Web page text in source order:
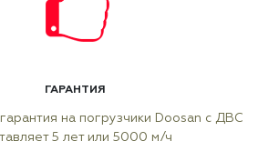
ГАРАНТИЯ
на погрузчики Doosan с ДВС
5 лет или 5000 м/ч